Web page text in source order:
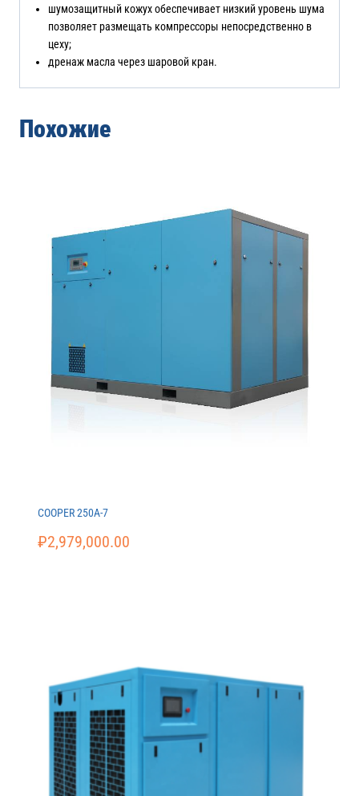
шумозащитный кожух обеспечивает низкий уровень шума
позволяет размещать компрессоры непосредственно в
цеху;
дренаж масла через шаровой кран.
Похожие
COOPER 250A-7
₽2,979,000.00